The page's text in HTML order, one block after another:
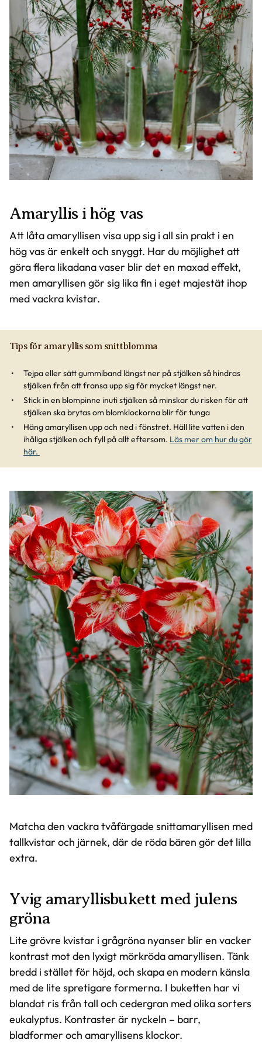
Amaryllis i hög vas
Att låta amaryllisen visa upp sig i all sin prakt i en
hög vas är enkelt och snyggt. Har du möjlighet att
göra flera likadana vaser blir det en maxad effekt,
men amaryllisen gör sig lika fin i eget majestät ihop
med vackra kvistar.
Tips för amaryllis som snittblomma
Tejpa eller sätt gummiband längst ner på stjälken så hindras
stjälken från att fransa upp sig för mycket längst ner.
Stick in en blompinne inuti stjälken så minskar du risken för att
stjälken ska brytas om blomklockorna blir för tunga
Häng amaryllisen upp och ned i fönstret. Häll lite vatten i den
ihåliga stjälken och fyll på allt eftersom. Läs mer om hur du gör
här.
Matcha den vackra tvåfärgade snittamaryllisen med
tallkvistar och järnek, där de röda bären gör det lilla
extra.
Yvig amaryllisbukett med julens
gröna
Lite grövre kvistar i grågröna nyanser blir en vacker
kontrast mot den lyxigt mörkröda amaryllisen. Tänk
bredd i stället för höjd, och skapa en modern känsla
med de lite spretigare formerna. I buketten har vi
blandat ris från tall och cedergran med olika sorters
eukalyptus. Kontraster är nyckeln – barr,
bladformer och amaryllisens klockor.